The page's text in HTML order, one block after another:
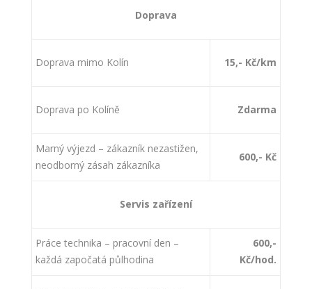
Doprava
Doprava mimo Kolín 15,- Kč/km
Doprava po Kolíně Zdarma
Marný výjezd – zákazník nezastižen,
neodborný zásah zákazníka
600,- Kč
Servis zařízení
Práce technika – pracovní den –
každá započatá půlhodina
600,-
Kč/hod.